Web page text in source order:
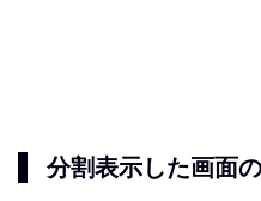
分割表示した画面